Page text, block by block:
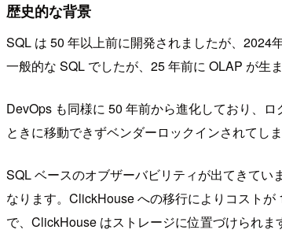
歴史的な背景
SQL は 50 年以上前に開発されましたが、2024
一般的な SQL でしたが、25 年前に OLAP が生
DevOps も同様に 50 年前から進化しており、
ときに移動できずベンダーロックインされてし
SQL ベースのオブザーバビリティが出てきて
なります。ClickHouse への移行によりコスト
で、ClickHouse はストレージに位置づけられま